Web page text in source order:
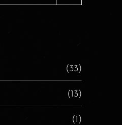
(33)
(13)
(1)